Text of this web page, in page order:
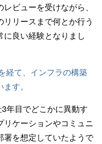
ビューを受けながら、
リースまで何とか行う
に良い経験となりまし
て、インフラの構築
す。
年目でどこかに異動す
リケーションやコミュニ
署を想定していたようで